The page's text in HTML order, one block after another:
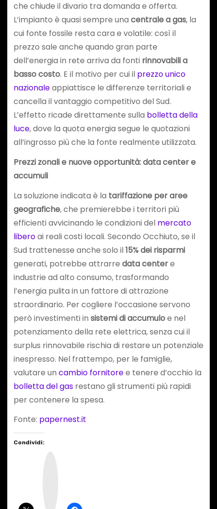
che chiude il divario tra domanda e offerta.
L’impianto è quasi sempre una centrale a gas, la
cui fonte fossile resta cara e volatile: così il
prezzo sale anche quando gran parte
dell’energia in rete arriva da fonti rinnovabili a
basso costo. E il motivo per cui il prezzo unico
nazionaleappiattisce le differenze territoriali e
cancella il vantaggio competitivo del Sud.
L’effetto ricade direttamente sulla bolletta della
luce, dove la quota energia segue le quotazioni
all’ingrosso più che la fonte realmente utilizzata.
Prezzi zonali e nuove opportunità: data center e
accumuli
La soluzione indicata è la tariffazione per aree
geografiche, che premierebbe i territori più
efficienti avvicinando le condizioni del mercato
liberoai reali costi locali. Secondo Occhiuto, se il
Sud trattenesse anche solo il15% dei risparmi
generati, potrebbe attrarre data centere
industrie ad alto consumo, trasformando
l’energia pulita in un fattore di attrazione
straordinario. Per cogliere l’occasione servono
però investimenti in sistemi di accumuloe nel
potenziamento della rete elettrica, senza cui il
surplus rinnovabile rischia di restare un potenziale
inespresso. Nel frattempo, per le famiglie,
valutare un cambio fornitoree tenere d’occhio la
bolletta del gasrestano gli strumenti più rapidi
per contenere la spesa.
Fonte: papernest.it
Condividi: